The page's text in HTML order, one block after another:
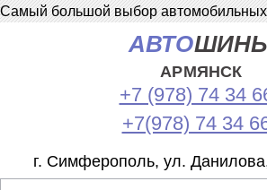
Самый большой выбор автомобильных
АВТО
АРМЯНСК
+7 (978) 74 34
+7(978) 74 34
г. Симферополь, ул.